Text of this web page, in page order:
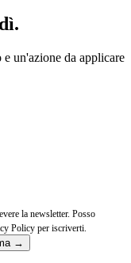
un'azione da applicare
la newsletter. Posso
Policy per iscriverti.
→